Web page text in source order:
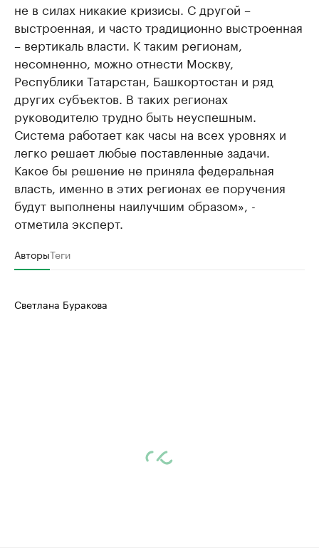
не в силах никакие кризисы. С другой –
выстроенная, и часто традиционно выстроенная
– вертикаль власти. К таким регионам,
несомненно, можно отнести Москву,
Республики Татарстан, Башкортостан и ряд
других субъектов. В таких регионах
руководителю трудно быть неуспешным.
Система работает как часы на всех уровнях и
легко решает любые поставленные задачи.
Какое бы решение не приняла федеральная
власть, именно в этих регионах ее поручения
будут выполнены наилучшим образом», -
отметила эксперт.
АвторыТеги
Светлана Буракова